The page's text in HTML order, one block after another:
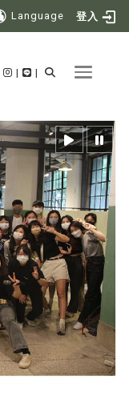
Language 登入
Toggle
| |